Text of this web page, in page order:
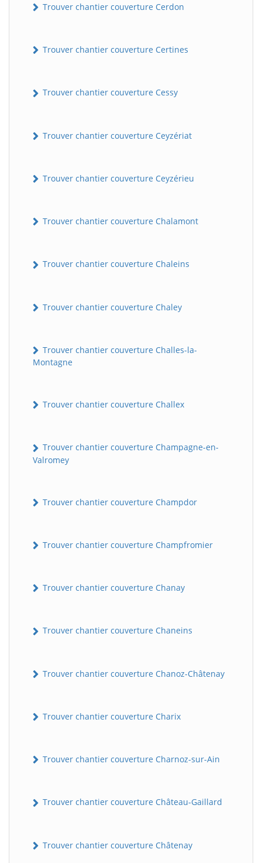
Trouver chantier couverture Cerdon
Trouver chantier couverture Certines
Trouver chantier couverture Cessy
Trouver chantier couverture Ceyzériat
Trouver chantier couverture Ceyzérieu
Trouver chantier couverture Chalamont
Trouver chantier couverture Chaleins
Trouver chantier couverture Chaley
Trouver chantier couverture Challes-la-
Montagne
Trouver chantier couverture Challex
Trouver chantier couverture Champagne-en-
Valromey
Trouver chantier couverture Champdor
Trouver chantier couverture Champfromier
Trouver chantier couverture Chanay
Trouver chantier couverture Chaneins
Trouver chantier couverture Chanoz-Châtenay
Trouver chantier couverture Charix
Trouver chantier couverture Charnoz-sur-Ain
Trouver chantier couverture Château-Gaillard
Trouver chantier couverture Châtenay